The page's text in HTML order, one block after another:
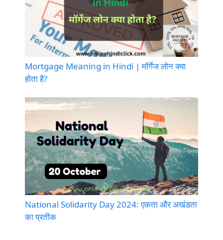
Mortgage Meaning in Hindi | मॉर्गेज लोन क्या
होता है?
National Solidarity Day 2024: एकता और अखंडता
का प्रतीक